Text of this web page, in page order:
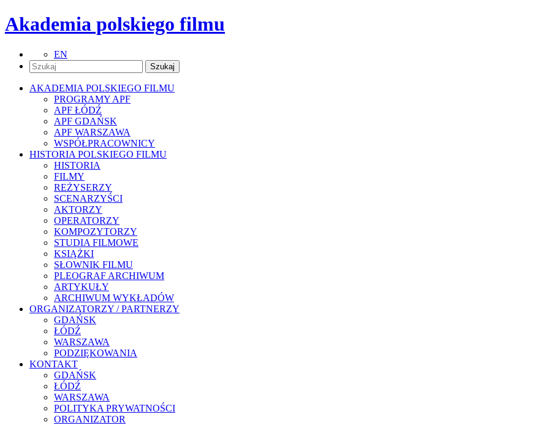
Akademia polskiego filmu
EN
AKADEMIA POLSKIEGO FILMU
PROGRAMY APF
APF ŁÓDŹ
APF GDAŃSK
APF WARSZAWA
WSPÓŁPRACOWNICY
HISTORIA POLSKIEGO FILMU
HISTORIA
FILMY
REŻYSERZY
SCENARZYŚCI
AKTORZY
OPERATORZY
KOMPOZYTORZY
STUDIA FILMOWE
KSIĄŻKI
SŁOWNIK FILMU
PLEOGRAF ARCHIWUM
ARTYKUŁY
ARCHIWUM WYKŁADÓW
ORGANIZATORZY / PARTNERZY
GDAŃSK
ŁÓDŹ
WARSZAWA
PODZIĘKOWANIA
KONTAKT
GDAŃSK
ŁÓDŹ
WARSZAWA
POLITYKA PRYWATNOŚCI
ORGANIZATOR